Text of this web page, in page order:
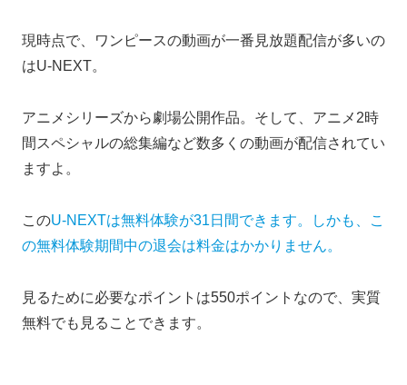
現時点で、ワンピースの動画が一番見放題配信が多いの
はU-NEXT。
アニメシリーズから劇場公開作品。そして、アニメ2時
間スペシャルの総集編など数多くの動画が配信されてい
ますよ。
このU-NEXTは無料体験が31日間できます。しかも、こ
の無料体験期間中の退会は料金はかかりません。
見るために必要なポイントは550ポイントなので、実質
無料でも見ることできます。